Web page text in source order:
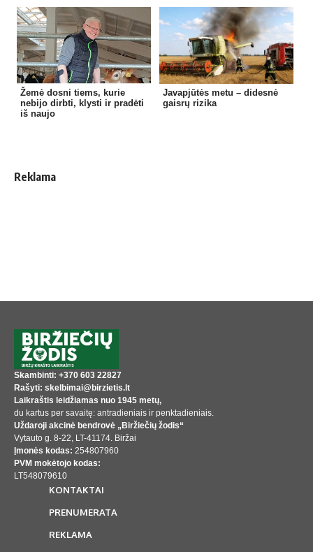
Žemė dosni tiems, kurie
nebijo dirbti, klysti ir pradėti
iš naujo
Javapjūtės metu – didesnė
gaisrų rizika
Reklama
Skambinti: +370 603 22827
Rašyti: skelbimai@birzietis.lt
Laikraštis leidžiamas nuo 1945 metų,
du kartus per savaitę: antradieniais ir penktadieniais.
Uždaroji akcinė bendrovė „Biržiečių žodis“
Vytauto g. 8-22, LT-41174. Biržai
Įmonės kodas: 254807960
PVM mokėtojo kodas:
LT548079610
KONTAKTAI
PRENUMERATA
REKLAMA